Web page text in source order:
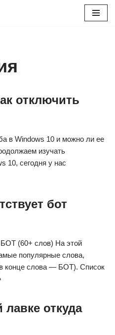
отключить
в Windows 10 и можно ли ее
изучать
10, сегодня у нас
бот
(60+ слов) На этой
популярные слова,
конце слова — БОТ). Список
откуда